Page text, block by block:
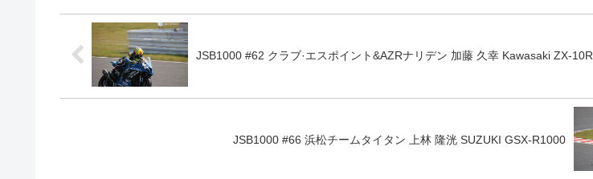
JSB1000 #62 クラブ·エスポイント&AZRナリデン 加藤 久幸 Kawasaki ZX-10R
JSB1000 #66 浜松チームタイタン 上林 隆洸 SUZUKI GSX-R1000